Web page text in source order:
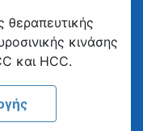
θεραπευτικής
κινάσης
και HCC.